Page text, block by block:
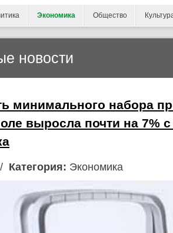
Экономика Общество
новости
минимального набора
выросла почти на 7% с
/ Категория: Экономика